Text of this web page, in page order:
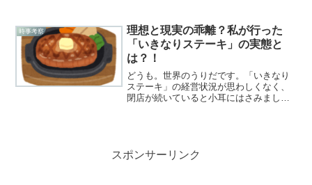
ようです。まだ献血の経験が無い方は、
この機会に献血に訪れてみることをオス
スメします。
時事考察
理想と現実の乖離？私が行った
「いきなりステーキ」の実態と
は？！
どうも。世界のうりだです。「いきなり
ステーキ」の経営状況が思わしくなく、
閉店が続いていると小耳にはさみまし
スポンサーリンク